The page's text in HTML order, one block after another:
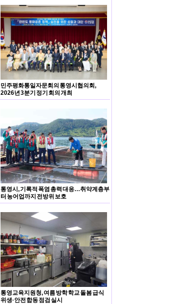
민주평화통일자문회의 통영시협의회,
2026년 3분기 정기 회의 개최
통영시, 기록적 폭염 총력 대응…취약계층부
터 농어업까지 전방위 보호
통영교육지원청, 여름 방학 학교 돌봄 급식
위생·안전 합동 점검 실시